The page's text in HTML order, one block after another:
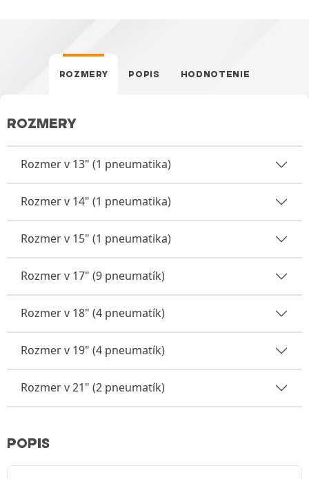
ROZMERY POPIS HODNOTENIE
ROZMERY
Rozmer v 13" (1 pneumatika)
Rozmer v 14" (1 pneumatika)
Rozmer v 15" (1 pneumatika)
Rozmer v 17" (9 pneumatík)
Rozmer v 18" (4 pneumatík)
Rozmer v 19" (4 pneumatík)
Rozmer v 21" (2 pneumatík)
POPIS